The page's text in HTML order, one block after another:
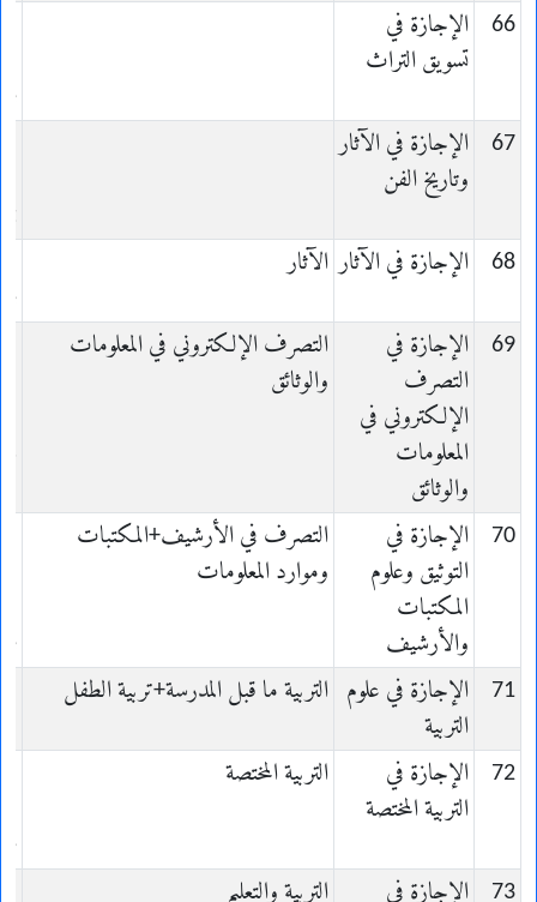
66
الإجازة في
تسويق التراث
67
الإجازة في الآثار
وتاريخ الفن
68
الإجازة في الآثار
الآثار
69
الإجازة في
التصرف
الإلكتروني في
المعلومات
والوثائق
التصرف الإلكتروني في المعلومات
والوثائق
70
الإجازة في
التوثيق وعلوم
المكتبات
والأرشيف
التصرف في الأرشيف+المكتبات
وموارد المعلومات
71
الإجازة في علوم
التربية
التربية ما قبل المدرسة+تربية الطفل
72
الإجازة في
التربية المختصة
التربية المختصة
73
الإجازة في
التربية والتعليم